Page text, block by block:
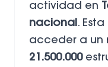
actividad en
nacional .
acceder a un
21.500.000